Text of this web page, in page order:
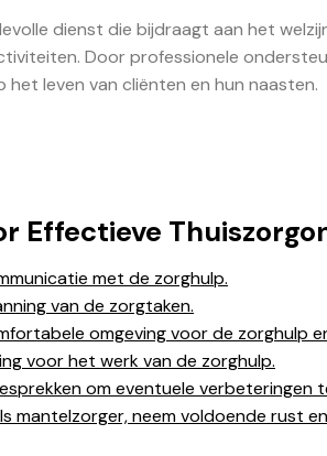
dienst die bijdraagt aan het
Door professionele
leven van cliënten en hun naasten.
Effectieve
met de zorghulp.
van de zorgtaken.
omgeving voor de zorghulp
voor het werk van de zorghulp.
om eventuele verbeteringen
mantelzorger, neem voldoende rust